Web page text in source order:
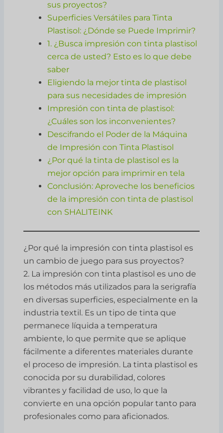
sus proyectos?
Superficies Versátiles para Tinta
Plastisol: ¿Dónde se Puede Imprimir?
1. ¿Busca impresión con tinta plastisol
cerca de usted? Esto es lo que debe
saber
Eligiendo la mejor tinta de plastisol
para sus necesidades de impresión
Impresión con tinta de plastisol:
¿Cuáles son los inconvenientes?
Descifrando el Poder de la Máquina
de Impresión con Tinta Plastisol
¿Por qué la tinta de plastisol es la
mejor opción para imprimir en tela
Conclusión: Aproveche los beneficios
de la impresión con tinta de plastisol
con SHALITEINK
¿Por qué la impresión con tinta plastisol es
un cambio de juego para sus proyectos?
2. La impresión con tinta plastisol es uno de
los métodos más utilizados para la serigrafía
en diversas superficies, especialmente en la
industria textil. Es un tipo de tinta que
permanece líquida a temperatura
ambiente, lo que permite que se aplique
fácilmente a diferentes materiales durante
el proceso de impresión. La tinta plastisol es
conocida por su durabilidad, colores
vibrantes y facilidad de uso, lo que la
convierte en una opción popular tanto para
profesionales como para aficionados.